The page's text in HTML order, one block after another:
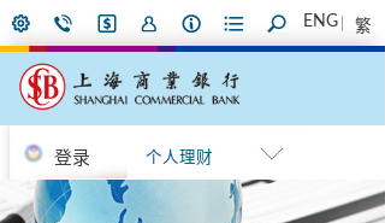
ENG 繁
登录 个人理财